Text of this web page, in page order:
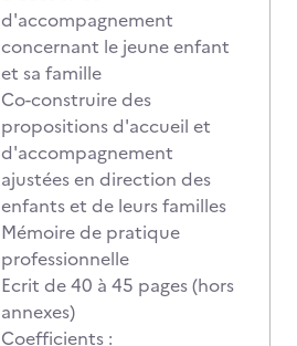
d'accompagnement
concernant le jeune enfant
et sa famille
Co-construire des
propositions d'accueil et
d'accompagnement
ajustées en direction des
enfants et de leurs familles
Mémoire de pratique
professionnelle
Ecrit de 40 à 45 pages (hors
annexes)
Coefficients :